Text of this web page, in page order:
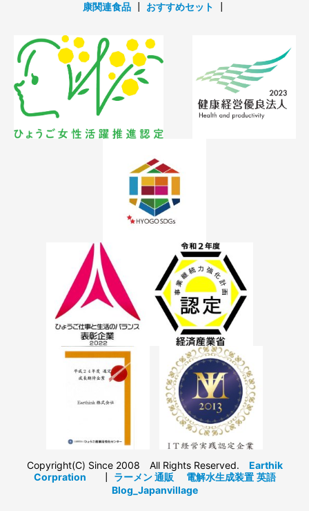
康関連食品
おすすめセット
Copyright(C) Since 2008 All Rights Reserved. Earthik
Corpration
ラーメン 通販 電解水生成装置 英語
Blog_Japanvillage